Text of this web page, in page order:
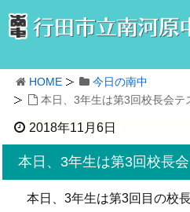
HOME
今日の南中
本日、3年生は第3回校長会テ
2018年11月6日
本日、3年生は第3回校長
本日、3年生は第3回目の校